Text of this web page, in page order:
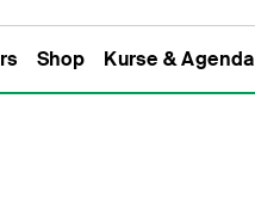
Shop Kurse & Agenda